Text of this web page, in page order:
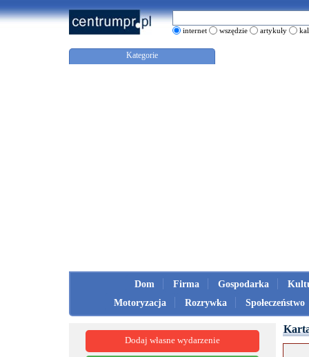
internet wszędzie artykuły
Kategorie
Dom Firma Gospodarka
Motoryzacja
Rozrywka Społeczeństwo
Dodaj własne wydarzenie